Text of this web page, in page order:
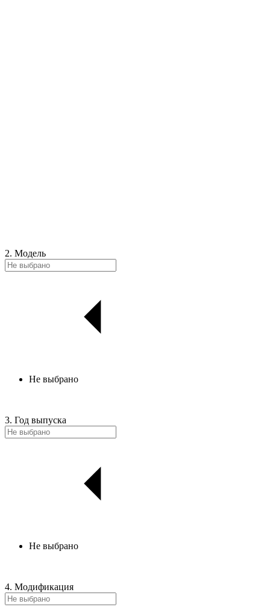
2. Модель
Не выбрано
3. Год выпуска
Не выбрано
4. Модификация